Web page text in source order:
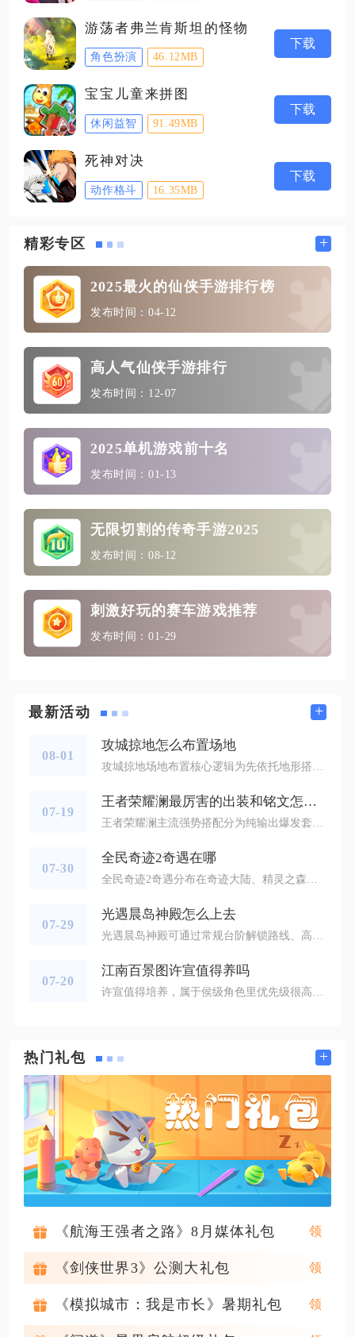
游荡者弗兰肯斯坦的怪物
角色扮演 46.12MB
下载
宝宝儿童来拼图
休闲益智 91.49MB
下载
死神对决
动作格斗 16.35MB
下载
精彩专区 +
2025最火的仙侠手游排行榜
发布时间：04-12
高人气仙侠手游排行
发布时间：12-07
2025单机游戏前十名
发布时间：01-13
无限切割的传奇手游2025
发布时间：08-12
刺激好玩的赛车游戏推荐
发布时间：01-29
最新活动 +
08-01
攻城掠地怎么布置场地
07-19
王者荣耀澜最厉害的出装和铭文怎么搭配
07-30
全民奇迹2奇遇在哪
07-29
光遇晨岛神殿怎么上去
07-20
江南百景图许宣值得养吗
热门礼包 +
《航海王强者之路》8月媒体礼包
《剑侠世界3》公测大礼包
《模拟城市：我是市长》暑期礼包